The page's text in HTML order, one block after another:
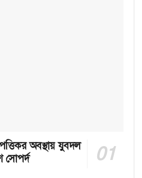
অবস্থায় যুবদল
সোপর্দ